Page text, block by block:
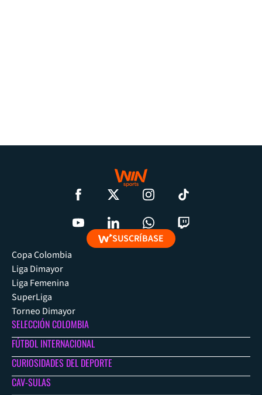
SUSCRÍBASE
Copa Colombia
Liga Dimayor
Liga Femenina
SuperLiga
Torneo Dimayor
SELECCIÓN COLOMBIA
FÚTBOL INTERNACIONAL
CURIOSIDADES DEL DEPORTE
CAV-SULAS